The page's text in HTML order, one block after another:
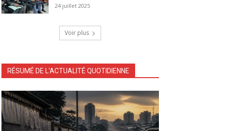
24 juillet 2025
Voir plus
RÉSUMÉ DE L'ACTUALITÉ QUOTIDIENNE